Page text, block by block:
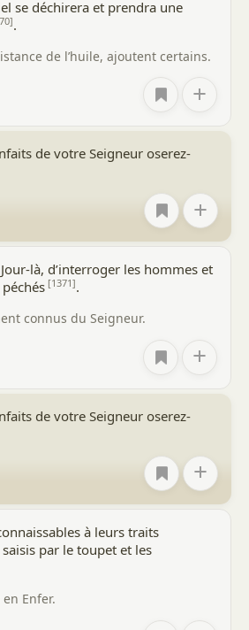
se déchirera et prendra une
.
de l’huile, ajoutent certains.
+
de votre Seigneur oserez-
+
là, d’interroger les hommes et
[1371].
connus du Seigneur.
+
de votre Seigneur oserez-
+
à leurs traits
par le toupet et les
Enfer.